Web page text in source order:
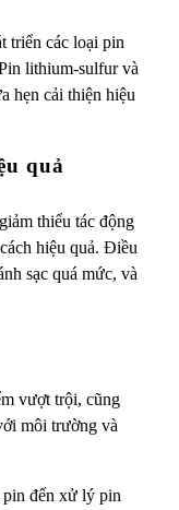
triển các loại pin
lithium-sulfur và
hẹn cải thiện hiệu
quả
thiểu tác động
hiệu quả. Điều
sạc quá mức, và
vượt trội, cũng
môi trường và
đến xử lý pin